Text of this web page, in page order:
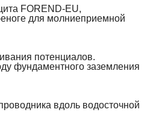
FOREND-EU,
для молниеприемной
потенциалов.
фундаментного заземления
вдоль водосточной